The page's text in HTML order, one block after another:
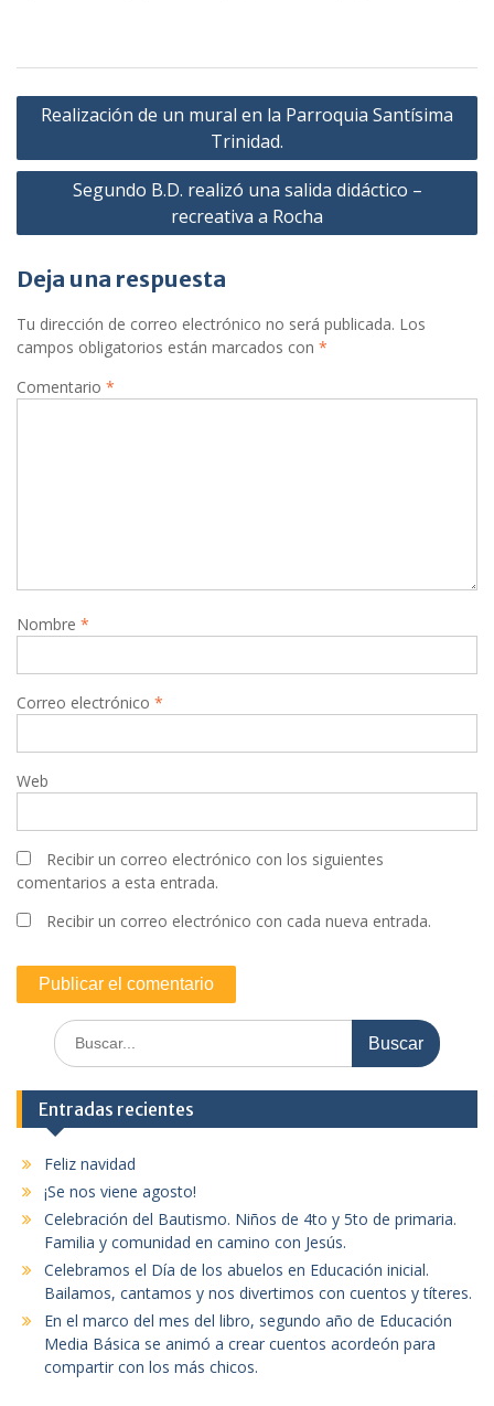
Navegación
entradas
Realización de un mural en la Parroquia Santísima
Trinidad.
Segundo B.D. realizó una salida didáctico –
recreativa a Rocha
Deja una respuesta
Tu dirección de correo electrónico no será publicada. Los
campos obligatorios están marcados con *
Comentario *
Nombre *
Correo electrónico *
Web
Recibir un correo electrónico con los siguientes
comentarios a esta entrada.
Recibir un correo electrónico con cada nueva entrada.
Buscar:
Entradas recientes
Feliz navidad
¡Se nos viene agosto!
Celebración del Bautismo. Niños de 4to y 5to de primaria.
Familia y comunidad en camino con Jesús.
Celebramos el Día de los abuelos en Educación inicial.
Bailamos, cantamos y nos divertimos con cuentos y títeres.
En el marco del mes del libro, segundo año de Educación
Media Básica se animó a crear cuentos acordeón para
compartir con los más chicos.